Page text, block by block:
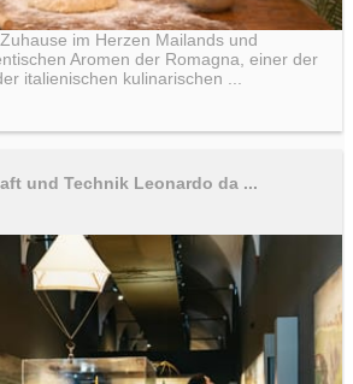
im Herzen Mailands und
Aromen der Romagna, einer der
italienischen kulinarischen ...
und Technik Leonardo da ...